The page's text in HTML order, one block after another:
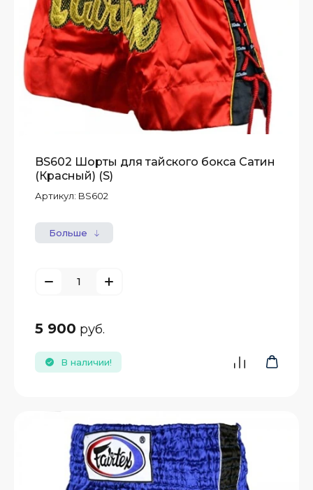
BS602 Шорты для тайского бокса Сатин
(Красный) (S)
Артикул: BS602
Больше
5 900 руб.
В наличии!